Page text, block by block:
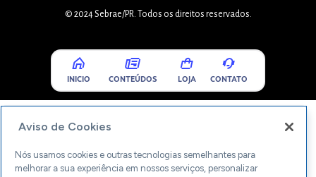
© 2024 Sebrae/PR. Todos os direitos reservados.
INICIO CONTEÚDOS LOJA CONTATO
Aviso de Cookies
Nós usamos cookies e outras tecnologias semelhantes para
melhorar a sua experiência em nossos serviços, personalizar